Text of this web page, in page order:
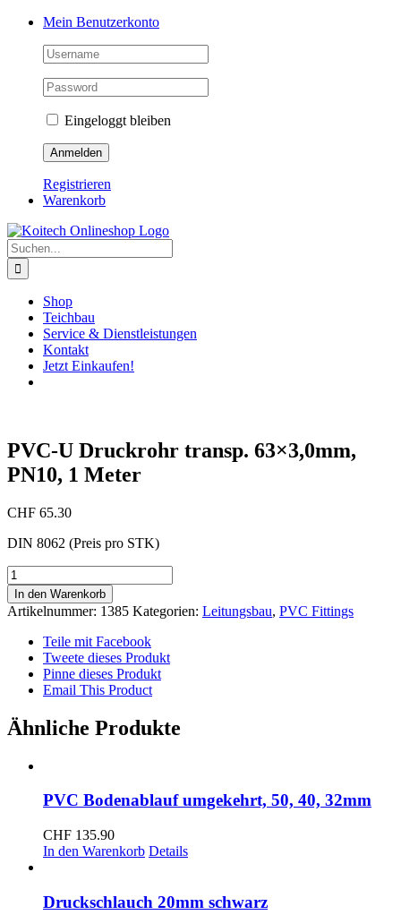
Skip
Mein Benutzerkonto
Eingeloggt bleiben
Registrieren
Warenkorb
Suche
nach:
Shop
Teichbau
Service & Dienstleistungen
Kontakt
Jetzt Einkaufen!
PVC-U Druckrohr transp. 63×3,0mm,
PN10, 1 Meter
CHF 65.30
DIN 8062 (Preis pro STK)
PVC-
U
Druckrohr
transp.
63x3,0mm,
PN10,
Meter
Menge
In den Warenkorb
Artikelnummer: 1385 Kategorien: Leitungsbau, PVC Fittings
Teile mit Facebook
Tweete dieses Produkt
Pinne dieses Produkt
Email This Product
Ähnliche Produkte
PVC Bodenablauf umgekehrt, 50, 40, 32mm
CHF 135.90
In den Warenkorb Details
Druckschlauch 20mm schwarz